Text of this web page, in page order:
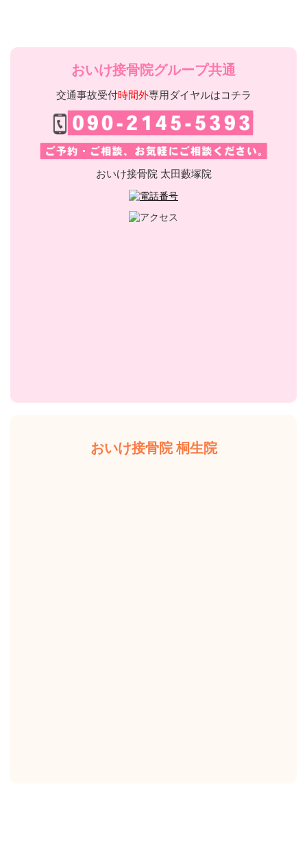
おいけ接骨院グループ共通
交通事故受付時間外専用ダイヤルはコチラ
おいけ接骨院 太田藪塚院
おいけ接骨院 桐生院